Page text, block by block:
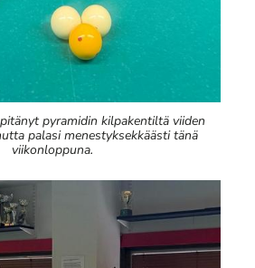
pyramidin kilpakentiltä viiden
palasi menestyksekkäästi tänä
viikonloppuna.